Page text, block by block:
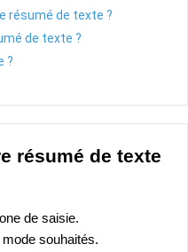
résumé de texte ?
de texte ?
?
résumé de texte
de saisie.
souhaités.